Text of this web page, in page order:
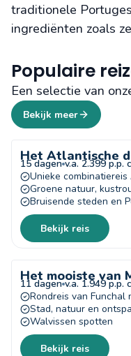
traditionele
ingrediënten zoals
Populaire
Een selectie van
Bekijk meer
Het Atlantische
15 dagen v.a. 2.399 p.p.
Unieke
Groene natuur,
Bruisende steden en
Bekijk reis
Het mooiste van
11 dagen v.a. 1.949 p.p.
Rondreis van Funchal
Stad, natuur en
Walvissen spotten
Bekijk reis